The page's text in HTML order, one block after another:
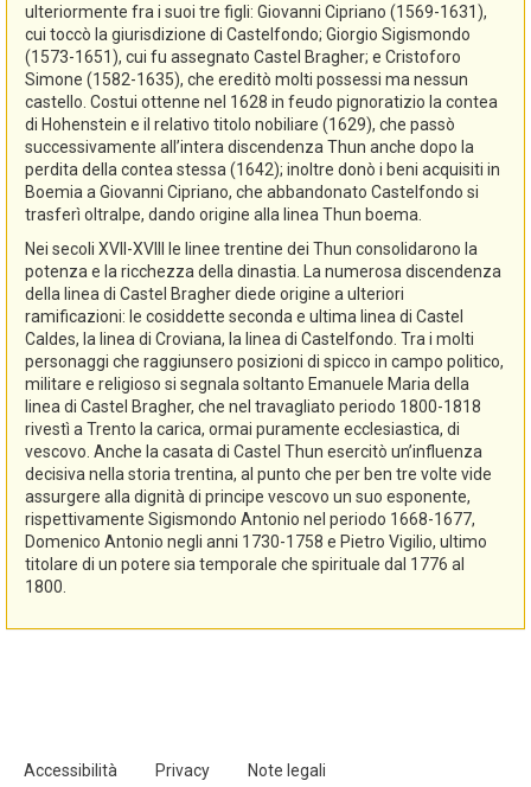
ulteriormente fra i suoi tre figli: Giovanni Cipriano (1569-1631),
cui toccò la giurisdizione di Castelfondo; Giorgio Sigismondo
(1573-1651), cui fu assegnato Castel Bragher; e Cristoforo
Simone (1582-1635), che ereditò molti possessi ma nessun
castello. Costui ottenne nel 1628 in feudo pignoratizio la contea
di Hohenstein e il relativo titolo nobiliare (1629), che passò
successivamente all’intera discendenza Thun anche dopo la
perdita della contea stessa (1642); inoltre donò i beni acquisiti in
Boemia a Giovanni Cipriano, che abbandonato Castelfondo si
trasferì oltralpe, dando origine alla linea Thun boema.
Nei secoli XVII-XVIII le linee trentine dei Thun consolidarono la
potenza e la ricchezza della dinastia. La numerosa discendenza
della linea di Castel Bragher diede origine a ulteriori
ramificazioni: le cosiddette seconda e ultima linea di Castel
Caldes, la linea di Croviana, la linea di Castelfondo. Tra i molti
personaggi che raggiunsero posizioni di spicco in campo politico,
militare e religioso si segnala soltanto Emanuele Maria della
linea di Castel Bragher, che nel travagliato periodo 1800-1818
rivestì a Trento la carica, ormai puramente ecclesiastica, di
vescovo. Anche la casata di Castel Thun esercitò un’influenza
decisiva nella storia trentina, al punto che per ben tre volte vide
assurgere alla dignità di principe vescovo un suo esponente,
rispettivamente Sigismondo Antonio nel periodo 1668-1677,
Domenico Antonio negli anni 1730-1758 e Pietro Vigilio, ultimo
titolare di un potere sia temporale che spirituale dal 1776 al
1800.
Accessibilità Privacy Note legali